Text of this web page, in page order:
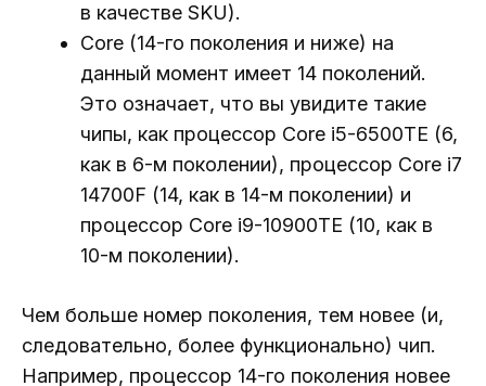
в качестве SKU).
Core (14-го поколения и ниже) на
данный момент имеет 14 поколений.
Это означает, что вы увидите такие
чипы, как процессор Core i5-6500TE (6,
как в 6-м поколении), процессор Core i7
14700F (14, как в 14-м поколении) и
процессор Core i9-10900TE (10, как в
10-м поколении).
Чем больше номер поколения, тем новее (и,
следовательно, более функционально) чип.
Например, процессор 14-го поколения новее